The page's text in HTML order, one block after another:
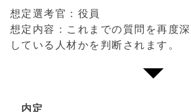
想定選考官：役員
想定内容：これまでの質問を再度
している人材かを判断されます。
内定